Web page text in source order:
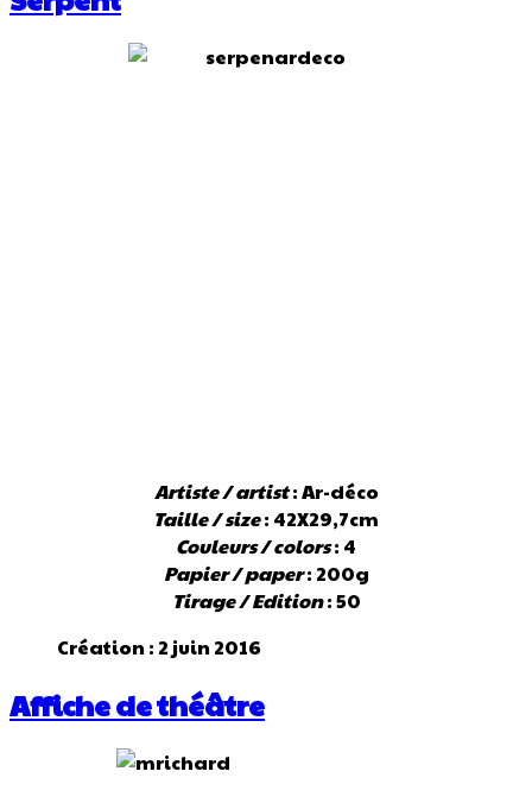
Artiste / artist: Ar-déco
Taille / size: 42X29,7cm
Couleurs / colors: 4
Papier / paper: 200g
Tirage / Edition: 50
Création : 2 juin 2016
Affiche de théâtre